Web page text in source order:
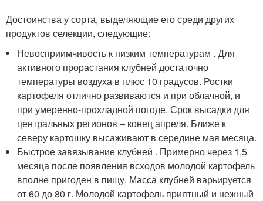
Достоинства у сорта, выделяющие его среди других
продуктов селекции, следующие:
Невосприимчивость к низким температурам . Для
активного прорастания клубней достаточно
температуры воздуха в плюс 10 градусов. Ростки
картофеля отлично развиваются и при облачной, и
при умеренно-прохладной погоде. Срок высадки для
центральных регионов – конец апреля. Ближе к
северу картошку высаживают в середине мая месяца.
Быстрое завязывание клубней . Примерно через 1,5
месяца после появления всходов молодой картофель
вполне пригоден в пищу. Масса клубней варьируется
от 60 до 80 г. Молодой картофель приятный и нежный